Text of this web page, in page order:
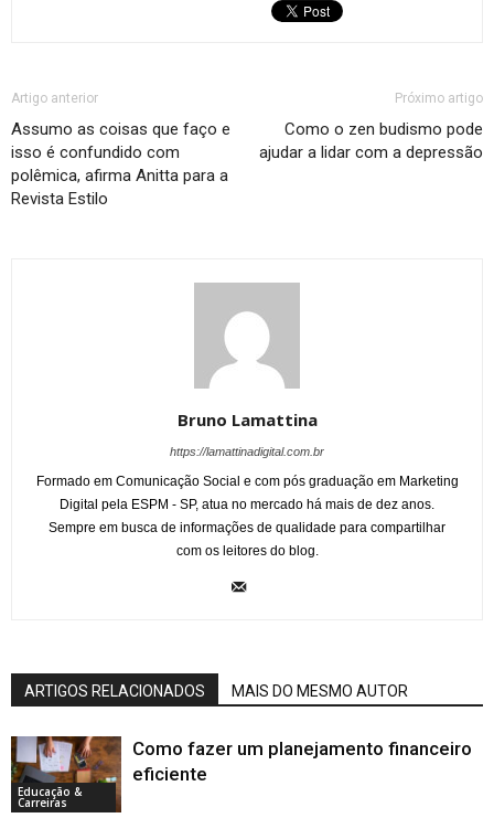
Artigo anterior
Assumo as coisas que faço e
isso é confundido com
polêmica, afirma Anitta para a
Revista Estilo
Próximo artigo
Como o zen budismo pode
ajudar a lidar com a depressão
Bruno Lamattina
https://lamattinadigital.com.br
Formado em Comunicação Social e com pós graduação em Marketing
Digital pela ESPM - SP, atua no mercado há mais de dez anos.
Sempre em busca de informações de qualidade para compartilhar
com os leitores do blog.
ARTIGOS RELACIONADOS MAIS DO MESMO AUTOR
Educação &
Carreiras
Como fazer um planejamento financeiro
eficiente